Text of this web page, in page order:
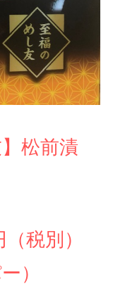
松前漬
税別）
）